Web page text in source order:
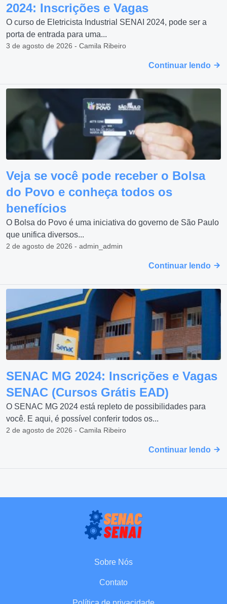
2024: Inscrições e Vagas
O curso de Eletricista Industrial SENAI 2024, pode ser a
porta de entrada para uma...
3 de agosto de 2026 - Camila Ribeiro
Continuar lendo
Veja se você pode receber o Bolsa
do Povo e conheça todos os
benefícios
O Bolsa do Povo é uma iniciativa do governo de São Paulo
que unifica diversos...
2 de agosto de 2026 - admin_admin
Continuar lendo
SENAC MG 2024: Inscrições e Vagas
SENAC (Cursos Grátis EAD)
O SENAC MG 2024 está repleto de possibilidades para
você. E aqui, é possível conferir todos os...
2 de agosto de 2026 - Camila Ribeiro
Continuar lendo
Sobre Nós
Contato